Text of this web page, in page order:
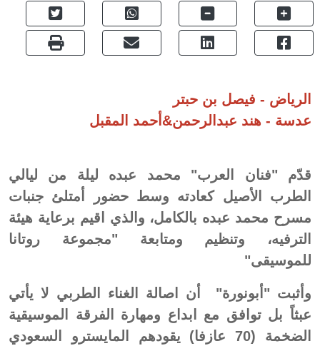
الرياض - فيصل بن حبتر
عدسة - هند عبدالرحمن&أحمد المقبل
قدّم "فنان العرب" محمد عبده ليلة من ليالي
الطرب الأصيل كعادته وسط حضور أمتلئ جنبات
مسرح محمد عبده بالكامل، والذي اقيم برعاية هيئة
الترفيه، وتنظيم ومتابعة "مجموعة روتانا
للموسيقى"
وأثبت "أبونورة" أن اصالة الغناء الطربي لا يأتي
عبثاً بل توافق مع ابداع ومهارة الفرقة الموسيقية
الضخمة (70 عازفا) يقودهم المايسترو السعودي